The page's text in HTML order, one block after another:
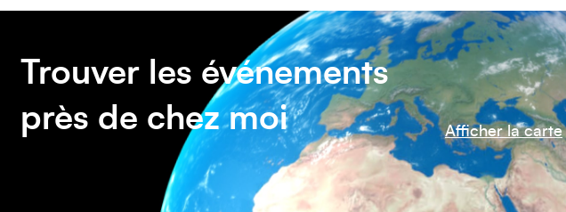
Trouver les événements
près de chez moi
Afficher la carte